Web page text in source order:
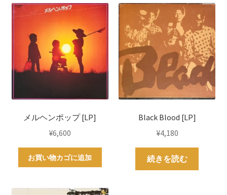
メルヘンポップ [LP]
¥6,600
お買い物カゴに追加
Black Blood [LP]
¥4,180
続きを読む